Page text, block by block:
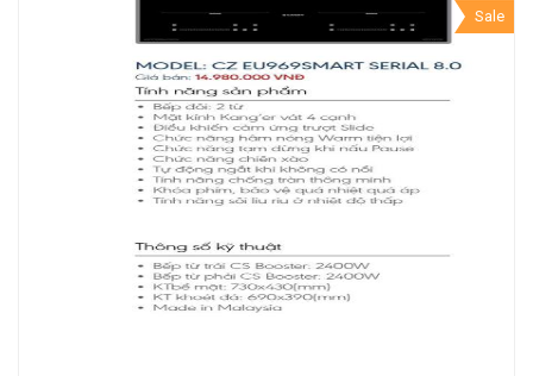
Sale